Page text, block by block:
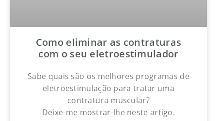
Como eliminar as contraturas
com o seu eletroestimulador
Sabe quais são os melhores programas de
eletroestimulação para tratar uma
contratura muscular?
Deixe-me mostrar-lhe neste artigo.